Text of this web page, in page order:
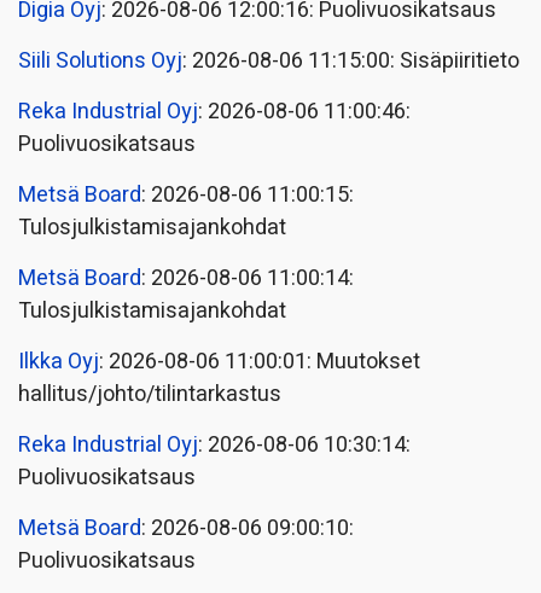
Digia Oyj: 2026-08-06 12:00:16: Puolivuosikatsaus
Siili Solutions Oyj: 2026-08-06 11:15:00: Sisäpiiritieto
Reka Industrial Oyj: 2026-08-06 11:00:46:
Puolivuosikatsaus
Metsä Board: 2026-08-06 11:00:15:
Tulosjulkistamisajankohdat
Metsä Board: 2026-08-06 11:00:14:
Tulosjulkistamisajankohdat
Ilkka Oyj: 2026-08-06 11:00:01: Muutokset
hallitus/johto/tilintarkastus
Reka Industrial Oyj: 2026-08-06 10:30:14:
Puolivuosikatsaus
Metsä Board: 2026-08-06 09:00:10:
Puolivuosikatsaus